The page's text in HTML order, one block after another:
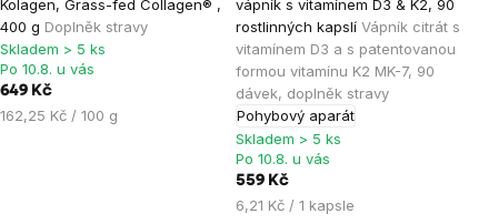
Kolagen, Grass-fed Collagen® ,
400 g Doplněk stravy
produktu
je
4,8
z
5
Skladem > 5 ks
Po 10.8. u vás
649 Kč
Měrná
162,25 Kč / 100 g
vápník s vitamínem D3 & K2, 90
rostlinných kapslí Vápník citrát s
vitamínem D3 a s patentovanou
formou vitamínu K2 MK-7, 90
dávek, doplněk stravy
Pohybový aparát
produktu
je
4,8
z
5
hvězdiček.
Skladem > 5 ks
Po 10.8. u vás
559 Kč
Měrná
6,21 Kč / 1 kapsle